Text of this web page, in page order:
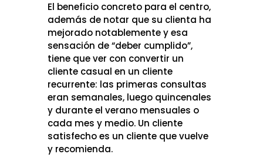
El beneficio concreto para el centro,
además de notar que su clienta ha
mejorado notablemente y esa
sensación de “deber cumplido”,
tiene que ver con convertir un
cliente casual en un cliente
recurrente: las primeras consultas
eran semanales, luego quincenales
y durante el verano mensuales o
cada mes y medio. Un cliente
satisfecho es un cliente que vuelve
y recomienda.